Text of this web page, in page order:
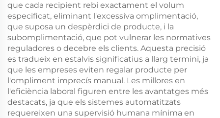
que cada recipient rebi exactament el volum
especificat, eliminant l'excessiva omplimentació,
que suposa un despèrdici de producte, i la
subomplimentació, que pot vulnerar les normatives
reguladores o decebre els clients. Aquesta precisió
es tradueix en estalvis significatius a llarg termini, ja
que les empreses eviten regalar producte per
l'ompliment imprecís manual. Les millores en
l'eficiència laboral figuren entre les avantatges més
destacats, ja que els sistemes automatitzats
requereixen una supervisió humana mínima en